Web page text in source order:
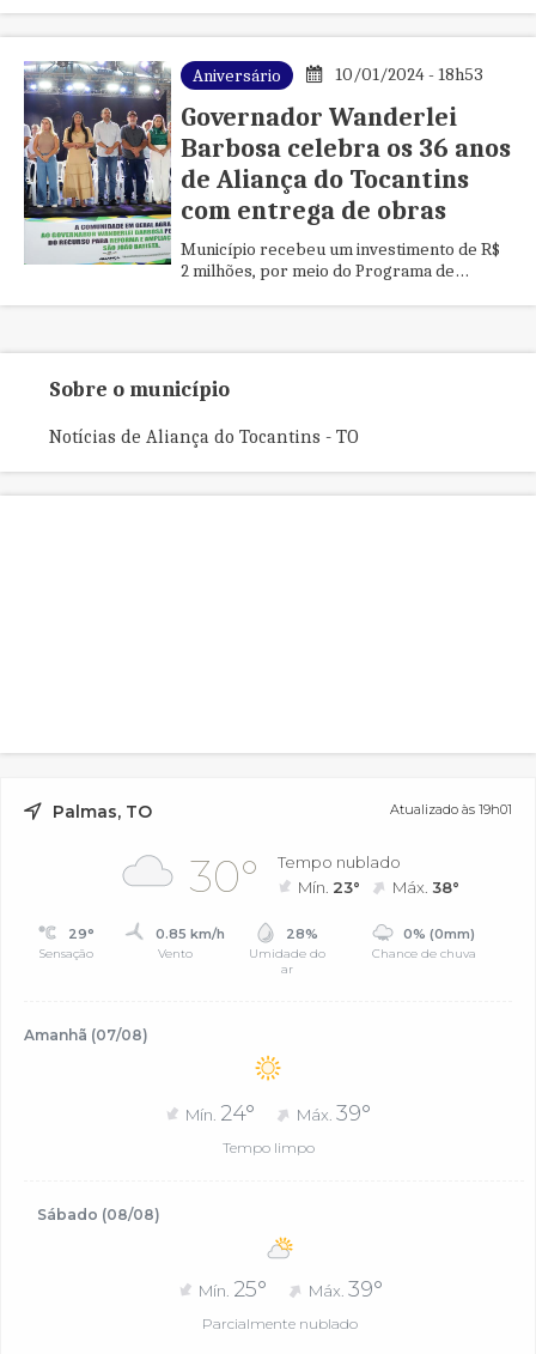
proteção animal.
Aniversário
10/01/2024 - 18h53
Governador Wanderlei
Barbosa celebra os 36 anos
de Aliança do Tocantins
com entrega de obras
Município recebeu um investimento de R$
2 milhões, por meio do Programa de
Sobre o município
Notícias de Aliança do Tocantins - TO
Palmas, TO Atualizado às 19h01
30°
Tempo nublado
Mín. 23° Máx.38°
29°
Sensação
0.85 km/h
Vento
28%
Umidade do
ar
0% (0mm)
Chance de chuva
Amanhã (07/08)
Mín. 24° Máx. 39°
Tempo limpo
Sábado (08/08)
Mín. 25° Máx. 39°
Parcialmente nublado